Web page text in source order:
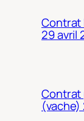
Contrat
29 avril
Contrat